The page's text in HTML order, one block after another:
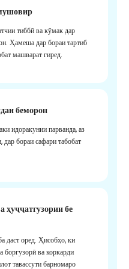
тиббӣ ва кӯмак дар
Ҳамеша дар бораи тартиб
машварат гиред.
беморон
идоракунии парванда, аз
бораи сафари табобат
ҳуҷҷатгузории бе
даст оред. Ҳисобҳо, ки
боргузорӣ ва коркарди
тавассути барномаро